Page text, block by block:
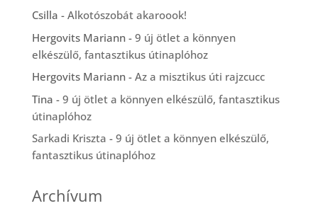
Csilla - Alkotószobát akaroook!
Hergovits Mariann- 9 új ötlet a könnyen
elkészülő, fantasztikus útinaplóhoz
Hergovits Mariann- Az a misztikus úti rajzcucc
Tina - 9 új ötlet a könnyen elkészülő, fantasztikus
útinaplóhoz
Sarkadi Kriszta - 9 új ötlet a könnyen elkészülő,
fantasztikus útinaplóhoz
Archívum